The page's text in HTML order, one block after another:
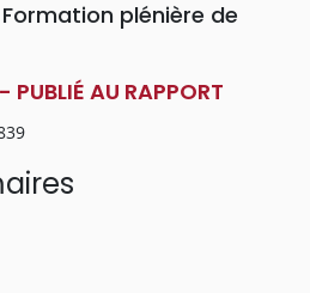
plénière de
PUBLIÉ AU RAPPORT